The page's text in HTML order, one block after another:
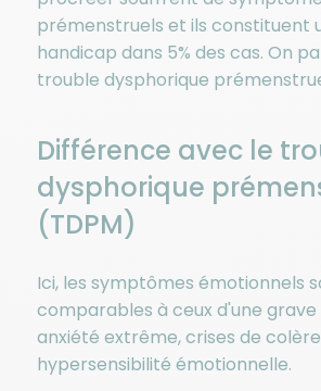
prémenstruels et ils constituent
handicap dans 5% des cas. On
trouble dysphorique
Différence avec le
dysphorique
(TDPM)
Ici, les symptômes émotionnels
comparables à ceux d'une grave
anxiété extrême, crises de
hypersensibilité émotionnelle.